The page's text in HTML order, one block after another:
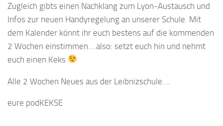
Zugleich gibts einen Nachklang zum Lyon-Austausch und
Infos zur neuen Handyregelung an unserer Schule. Mit
dem Kalender könnt ihr euch bestens auf die kommenden
2 Wochen einstimmen….also: setzt euch hin und nehmt
euch einen Keks
Alle 2 Wochen Neues aus der Leibnizschule….
eure podKEKSE